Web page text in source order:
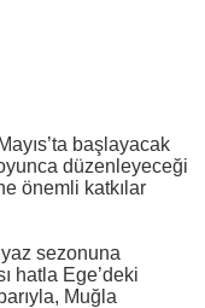
başlayacak
düzenleyeceği
önemli katkılar
sezonuna
hatla Ege’deki
Muğla